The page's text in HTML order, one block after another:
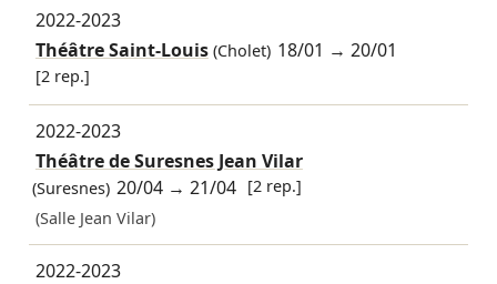
2022-2023
Théâtre Saint-Louis(Cholet) 18/01 →20/01
[2 rep.]
2022-2023
Théâtre de Suresnes Jean Vilar
(Suresnes) 20/04 →21/04 [2 rep.]
(Salle Jean Vilar)
2022-2023